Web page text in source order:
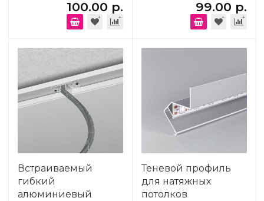
100.00 р. 99.00 р.
Встраиваемый
гибкий
алюминиевый
Теневой профиль
для натяжных
потолков